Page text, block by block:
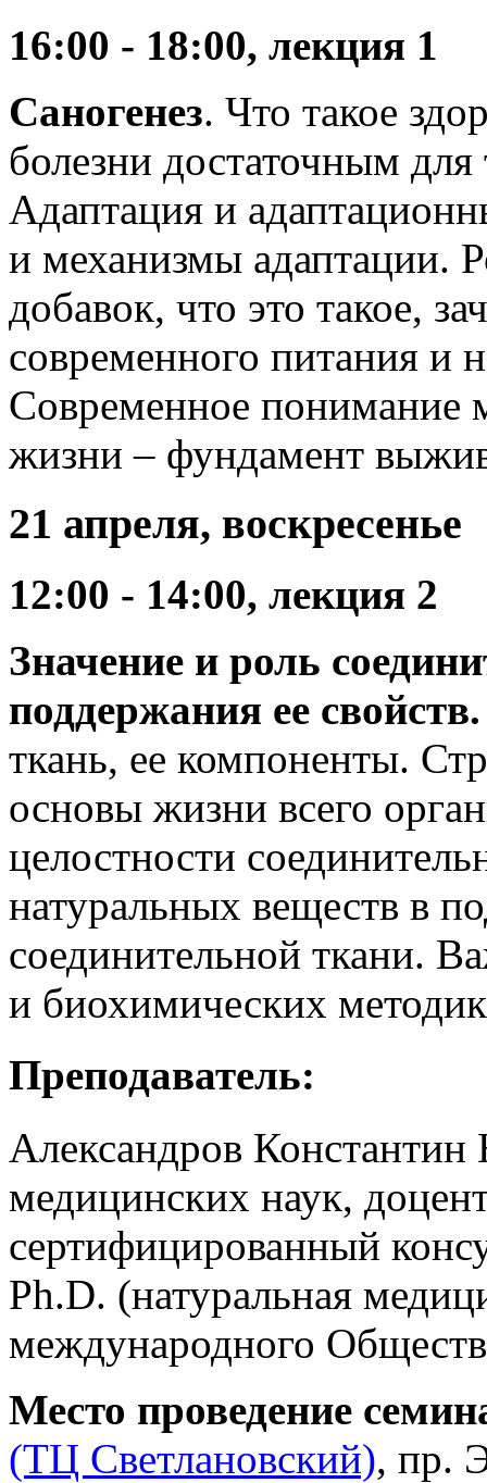
16:00 - 18:00, лекция 1
Саногенез. Что такое
болезни достаточным
Адаптация и
и механизмы адаптации.
добавок, что это такое,
современного питания и
Современное понимание
жизни – фундамент
21 апреля, воскресенье
12:00 - 14:00, лекция 2
Значение и роль
поддержания ее свойств.
ткань, ее компоненты.
основы жизни всего
целостности
натуральных веществ в
соединительной ткани.
и биохимических
Преподаватель:
Александров
медицинских наук,
сертифицированный
Ph.D. (натуральная
международного
Место проведение
(ТЦ Светлановский), пр.